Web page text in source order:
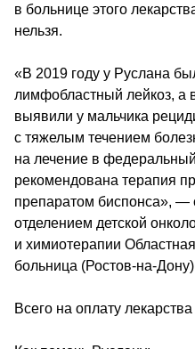
в больнице этого
нельзя.
«В 2019 году у Руслана
лимфобластный лейкоз, а
выявили у мальчика
с тяжелым течением
на лечение в
рекомендована терапия
препаратом биспонса»,
отделением детской
и химиотерапии
больница (Ростов-на-
Всего на оплату